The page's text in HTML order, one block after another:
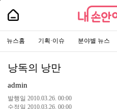
가
내
손
에
서
울
-
울
시
표
통
포
내
손
서
울
비
뉴스홈 기획·이슈 분야별 뉴스
낭독의 낭만
admin
발행일 2010.03.26. 00:00
수정일 2010.03.26. 00:00
단